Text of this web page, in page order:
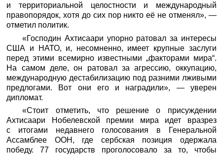
и территориальной целостности и международный
правопорядок, хотя до сих пор никто её не отменял», —
отметил политик.
«Господин Ахтисаари упорно ратовал за интересы
США и НАТО, и, несомненно, имеет крупные заслуги
перед этими всемирно известными „факторами мира“.
На самом деле, он ратовал за агрессию, оккупацию,
международную дестабилизацию под разними лживыми
предлогами. Вот они его и наградили», — уверен
дипломат.
«Стоит отметить, что решение о присуждении
Ахтисаари Нобелевской премии мира идет вразрез
с итогами недавнего голосования в Генеральной
Ассамблее ООН, где сербская позиция одержала
победу. 77 государств проголосовало за то, чтобы